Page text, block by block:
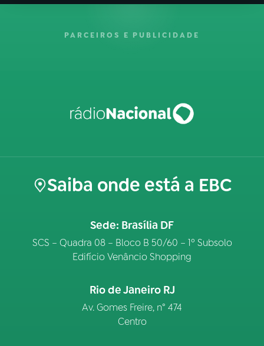
PARCEIROS E PUBLICIDADE
Saiba onde está a EBC
Sede: Brasília DF
SCS – Quadra 08 – Bloco B 50/60 – 1º Subsolo
Edifício Venâncio Shopping
Rio de Janeiro RJ
Av. Gomes Freire, n° 474
Centro